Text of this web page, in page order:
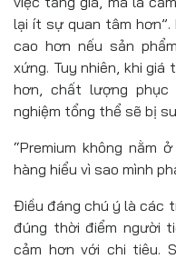
lại ít sự quan tâm
cao hơn nếu sản
xứng. Tuy nhiên, khi
hơn, chất lượng
nghiệm tổng thể sẽ bị
“Premium không nằm
hàng hiểu vì sao mình
Điều đáng chú ý là các
đúng thời điểm người
cảm hơn với chi tiêu.